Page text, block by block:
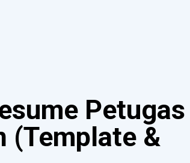
Petugas
(Template &